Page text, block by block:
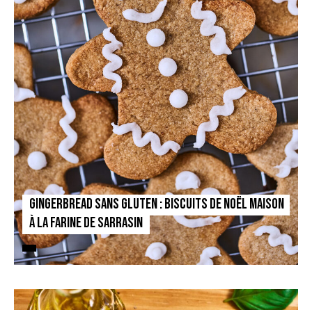
Gingerbread sans gluten : biscuits de Noël maison
à la farine de sarrasin